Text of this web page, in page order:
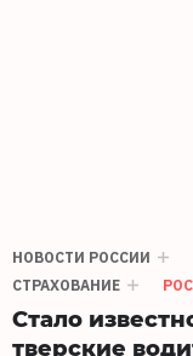
НОВОСТИ РОССИИ
СТРАХОВАНИЕ
Стало
тверские